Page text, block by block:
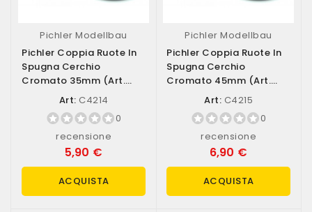
Pichler Modellbau
Pichler Coppia Ruote In
Spugna Cerchio
Cromato 35mm (art.
Art: C4214
0
recensione
5,90 €
ACQUISTA
Pichler Modellbau
Pichler Coppia Ruote In
Spugna Cerchio
Cromato 45mm (art.
Art: C4215
0
recensione
6,90 €
ACQUISTA